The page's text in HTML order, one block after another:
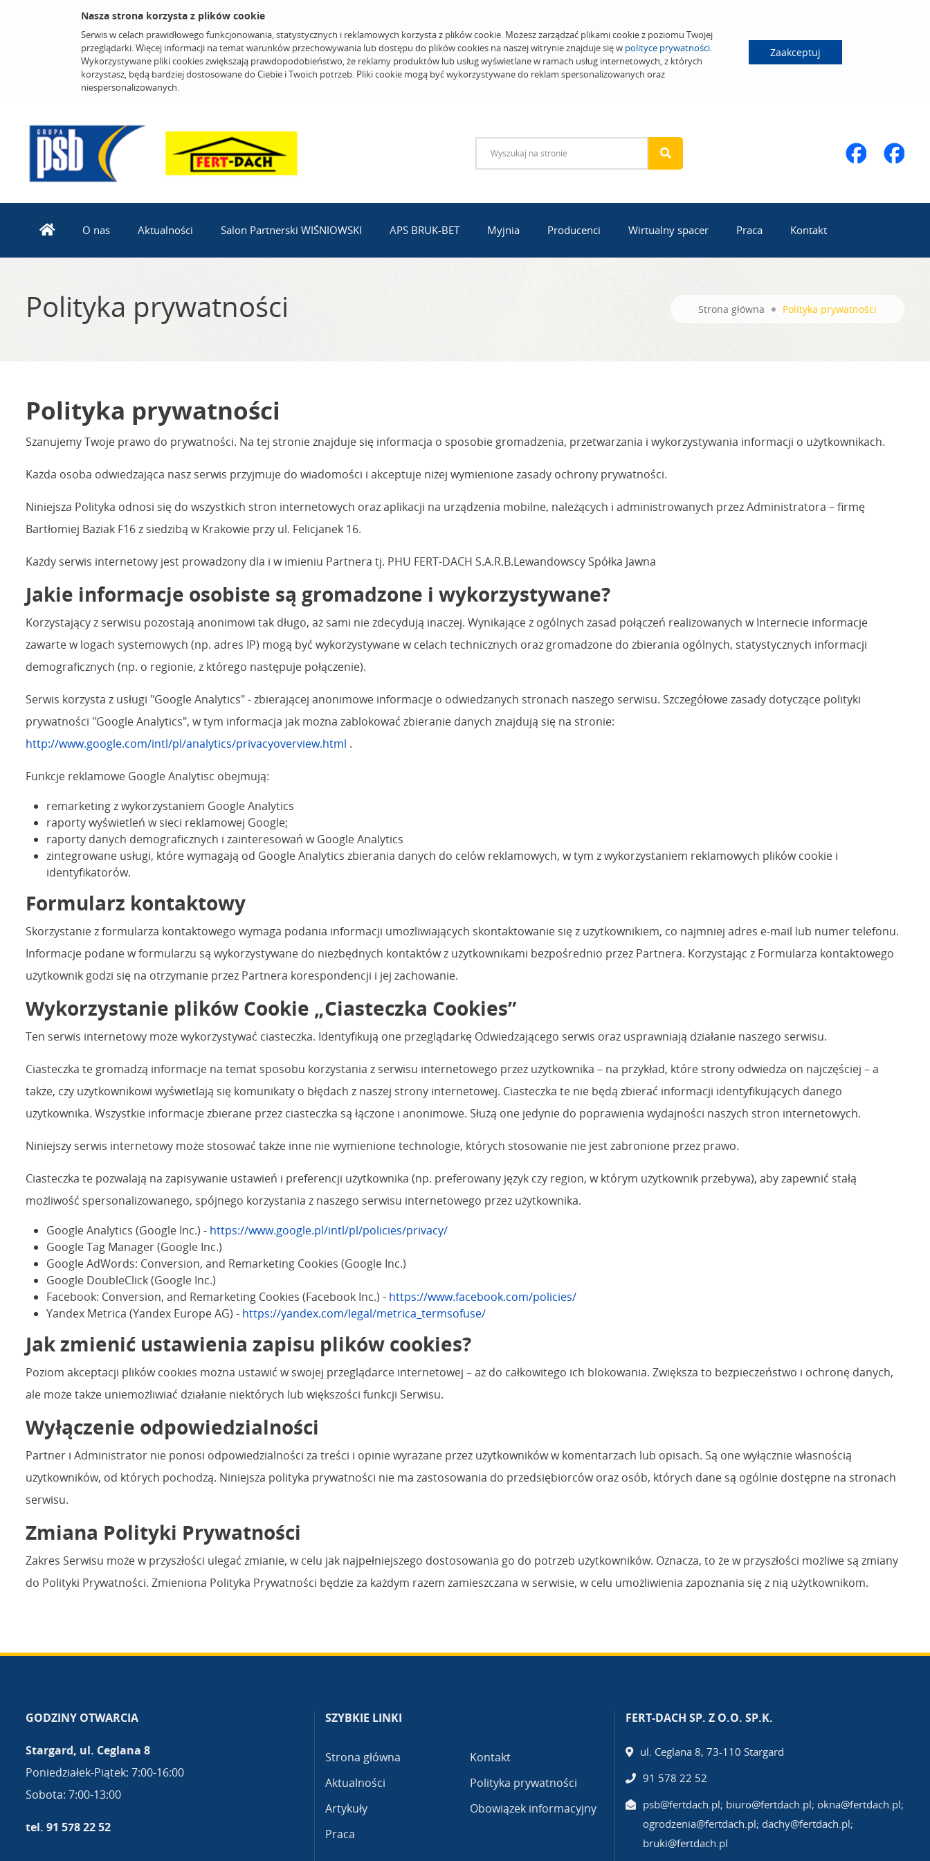
Nasza strona korzysta z plików cookie
Serwis w celach prawidłowego funkcjonowania, statystycznych i reklamowych korzysta z plików cookie. Możesz zarządzać plikami cookie z poziomu Twojej
przeglądarki. Więcej informacji na temat warunków przechowywania lub dostępu do plików cookies na naszej witrynie znajduje się w polityce prywatności.
Wykorzystywane pliki cookies zwiększają prawdopodobieństwo, że reklamy produktów lub usług wyświetlane w ramach usług internetowych, z których
korzystasz, będą bardziej dostosowane do Ciebie i Twoich potrzeb. Pliki cookie mogą być wykorzystywane do reklam spersonalizowanych oraz
niespersonalizowanych.
Zaakceptuj
O nas Aktualności Salon Partnerski WIŚNIOWSKI APS BRUK-BET Myjnia Producenci Wirtualny spacer Praca Kontakt
Polityka prywatności Strona główna Polityka prywatności
Polityka prywatności
Szanujemy Twoje prawo do prywatności. Na tej stronie znajduje się informacja o sposobie gromadzenia, przetwarzania i wykorzystywania informacji o użytkownikach.
Każda osoba odwiedzająca nasz serwis przyjmuje do wiadomości i akceptuje niżej wymienione zasady ochrony prywatności.
Niniejsza Polityka odnosi się do wszystkich stron internetowych oraz aplikacji na urządzenia mobilne, należących i administrowanych przez Administratora – firmę
Bartłomiej Baziak F16 z siedzibą w Krakowie przy ul. Felicjanek 16.
Każdy serwis internetowy jest prowadzony dla i w imieniu Partnera tj. PHU FERT-DACH S.A.R.B.Lewandowscy Spółka Jawna
Jakie informacje osobiste są gromadzone i wykorzystywane?
Korzystający z serwisu pozostają anonimowi tak długo, aż sami nie zdecydują inaczej. Wynikające z ogólnych zasad połączeń realizowanych w Internecie informacje
zawarte w logach systemowych (np. adres IP) mogą być wykorzystywane w celach technicznych oraz gromadzone do zbierania ogólnych, statystycznych informacji
demograficznych (np. o regionie, z którego następuje połączenie).
Serwis korzysta z usługi "Google Analytics" - zbierającej anonimowe informacje o odwiedzanych stronach naszego serwisu. Szczegółowe zasady dotyczące polityki
prywatności "Google Analytics", w tym informacja jak można zablokować zbieranie danych znajdują się na stronie:
http://www.google.com/intl/pl/analytics/privacyoverview.html .
Funkcje reklamowe Google Analytisc obejmują:
remarketing z wykorzystaniem Google Analytics
raporty wyświetleń w sieci reklamowej Google;
raporty danych demograficznych i zainteresowań w Google Analytics
zintegrowane usługi, które wymagają od Google Analytics zbierania danych do celów reklamowych, w tym z wykorzystaniem reklamowych plików cookie i
identyfikatorów.
Formularz kontaktowy
Skorzystanie z formularza kontaktowego wymaga podania informacji umożliwiających skontaktowanie się z użytkownikiem, co najmniej adres e-mail lub numer telefonu.
Informacje podane w formularzu są wykorzystywane do niezbędnych kontaktów z użytkownikami bezpośrednio przez Partnera. Korzystając z Formularza kontaktowego
użytkownik godzi się na otrzymanie przez Partnera korespondencji i jej zachowanie.
Wykorzystanie plików Cookie „Ciasteczka Cookies”
Ten serwis internetowy może wykorzystywać ciasteczka. Identyfikują one przeglądarkę Odwiedzającego serwis oraz usprawniają działanie naszego serwisu.
Ciasteczka te gromadzą informacje na temat sposobu korzystania z serwisu internetowego przez użytkownika – na przykład, które strony odwiedza on najczęściej – a
także, czy użytkownikowi wyświetlają się komunikaty o błędach z naszej strony internetowej. Ciasteczka te nie będą zbierać informacji identyfikujących danego
użytkownika. Wszystkie informacje zbierane przez ciasteczka są łączone i anonimowe. Służą one jedynie do poprawienia wydajności naszych stron internetowych.
Niniejszy serwis internetowy może stosować także inne nie wymienione technologie, których stosowanie nie jest zabronione przez prawo.
Ciasteczka te pozwalają na zapisywanie ustawień i preferencji użytkownika (np. preferowany język czy region, w którym użytkownik przebywa), aby zapewnić stałą
możliwość spersonalizowanego, spójnego korzystania z naszego serwisu internetowego przez użytkownika.
Google Analytics (Google Inc.) - https://www.google.pl/intl/pl/policies/privacy/
Google Tag Manager (Google Inc.)
Google AdWords: Conversion, and Remarketing Cookies (Google Inc.)
Google DoubleClick (Google Inc.)
Facebook: Conversion, and Remarketing Cookies (Facebook Inc.) - https://www.facebook.com/policies/
Yandex Metrica (Yandex Europe AG) - https://yandex.com/legal/metrica_termsofuse/
Jak zmienić ustawienia zapisu plików cookies?
Poziom akceptacji plików cookies można ustawić w swojej przeglądarce internetowej – aż do całkowitego ich blokowania. Zwiększa to bezpieczeństwo i ochronę danych,
ale może także uniemożliwiać działanie niektórych lub większości funkcji Serwisu.
Wyłączenie odpowiedzialności
Partner i Administrator nie ponosi odpowiedzialności za treści i opinie wyrażane przez użytkowników w komentarzach lub opisach. Są one wyłącznie własnością
użytkowników, od których pochodzą. Niniejsza polityka prywatności nie ma zastosowania do przedsiębiorców oraz osób, których dane są ogólnie dostępne na stronach
serwisu.
Zmiana Polityki Prywatności
Zakres Serwisu może w przyszłości ulegać zmianie, w celu jak najpełniejszego dostosowania go do potrzeb użytkowników. Oznacza, to że w przyszłości możliwe są zmiany
do Polityki Prywatności. Zmieniona Polityka Prywatności będzie za każdym razem zamieszczana w serwisie, w celu umożliwienia zapoznania się z nią użytkownikom.
GODZINY OTWARCIA
Stargard, ul. Ceglana 8
Poniedziałek-Piątek: 7:00-16:00
Sobota: 7:00-13:00
tel. 91 578 22 52
SZYBKIE LINKI
Strona główna
Aktualności
Artykuły
Praca
Kontakt
Polityka prywatności
Obowiązek informacyjny
FERT-DACH SP. Z O.O. SP.K.
ul. Ceglana 8, 73-110 Stargard
91 578 22 52
psb@fertdach.pl; biuro@fertdach.pl; okna@fertdach.pl;
ogrodzenia@fertdach.pl; dachy@fertdach.pl;
bruki@fertdach.pl